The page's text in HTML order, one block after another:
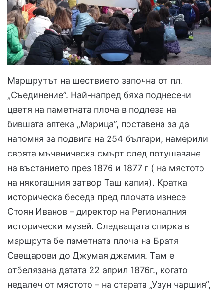
Маршрутът на шествието започна от пл.
„Съединение”. Най-напред бяха поднесени
цветя на паметната плоча в подлеза на
бившата аптека „Марица”, поставена за да
напомня за подвига на 254 българи, намерили
своята мъченическа смърт след потушаване
на въстанието през 1876 и 1877 г ( на мястото
на някогашния затвор Таш капия). Кратка
историческа беседа пред плочата изнесе
Стоян Иванов – директор на Регионалния
исторически музей. Следващата спирка в
маршрута бе паметната плоча на Братя
Свещарови до Джумая джамия. Там е
отбелязана датата 22 април 1876г., когато
недалеч от мястото – на старата „Узун чаршия“,